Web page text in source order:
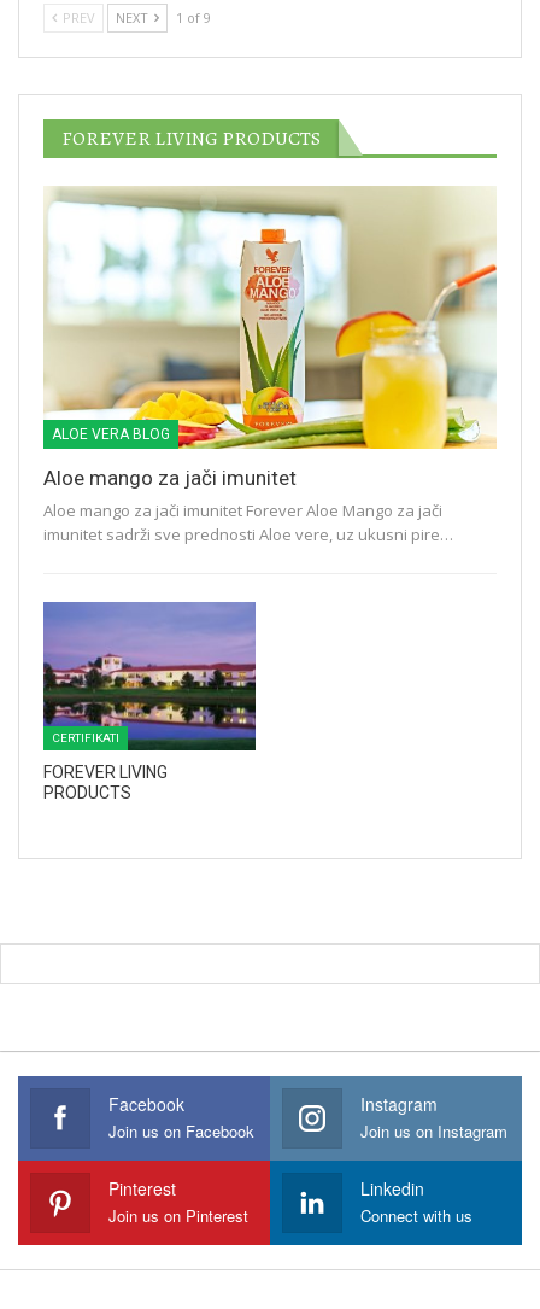
PREV NEXT 1 of 9
FOREVER LIVING PRODUCTS
ALOE VERA BLOG
Aloe mango za jači imunitet
Aloe mango za jači imunitet Forever Aloe Mango za jači
imunitet sadrži sve prednosti Aloe vere, uz ukusni pire…
CERTIFIKATI
FOREVER LIVING
PRODUCTS
Facebook
Join us on Facebook
Instagram
Join us on Instagram
Pinterest
Join us on Pinterest
Linkedin
Connect with us